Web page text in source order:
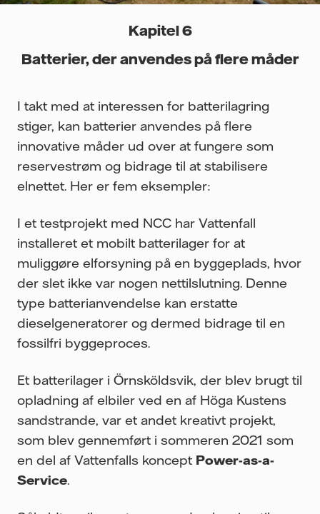
Kapitel 6
Batterier, der anvendes på flere måder
I takt med at interessen for batterilagring
stiger, kan batterier anvendes på flere
innovative måder ud over at fungere som
reservestrøm og bidrage til at stabilisere
elnettet. Her er fem eksempler:
I et testprojekt med NCC har Vattenfall
installeret et mobilt batterilager for at
muliggøre elforsyning på en byggeplads, hvor
der slet ikke var nogen nettilslutning. Denne
type batterianvendelse kan erstatte
dieselgeneratorer og dermed bidrage til en
fossilfri byggeproces.
Et batterilager i Örnsköldsvik, der blev brugt til
opladning af elbiler ved en af Höga Kustens
sandstrande, var et andet kreativt projekt,
som blev gennemført i sommeren 2021 som
en del af Vattenfalls koncept Power-as-a-
Service.